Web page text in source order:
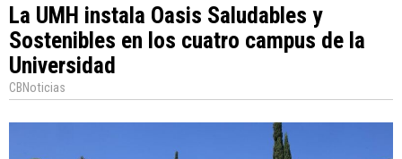
La UMH instala Oasis Saludables y
Sostenibles en los cuatro campus de la
Universidad
CBNoticias